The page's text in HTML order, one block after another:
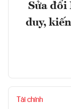
Sửa
duy,
Tài chính